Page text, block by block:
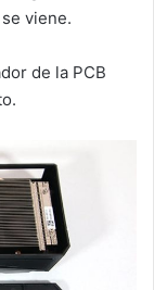
viene.
de la PCB